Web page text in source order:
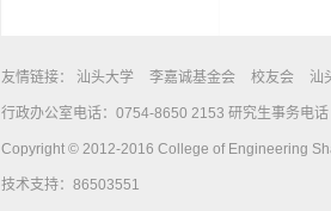
友情链接： 汕头大学 李嘉诚基金会 校友会 汕
行政办公室电话：0754-8650 2153 研究生事务电
Copyright © 2012-2016 College of Engineering
技术支持：86503551